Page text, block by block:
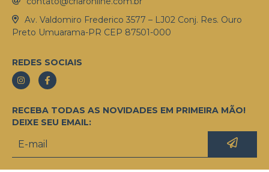
Av. Valdomiro Frederico 3577 – LJ02 Conj. Res. Ouro
Preto Umuarama-PR CEP 87501-000
REDES SOCIAIS
RECEBA TODAS AS NOVIDADES EM PRIMEIRA MÃO!
DEIXE SEU EMAIL: